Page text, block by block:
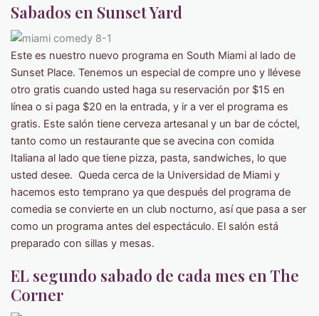
Sabados en Sunset Yard
Este es nuestro nuevo programa en South Miami al lado de
Sunset Place. Tenemos un especial de compre uno y llévese
otro gratis cuando usted haga su reservación por $15 en
línea o si paga $20 en la entrada, y ir a ver el programa es
gratis. Este salón tiene cerveza artesanal y un bar de cóctel,
tanto como un restaurante que se avecina con comida
Italiana al lado que tiene pizza, pasta, sandwiches, lo que
usted desee. Queda cerca de la Universidad de Miami y
hacemos esto temprano ya que después del programa de
comedia se convierte en un club nocturno, así que pasa a ser
como un programa antes del espectáculo. El salón está
preparado con sillas y mesas.
EL segundo sabado de cada mes en The
Corner